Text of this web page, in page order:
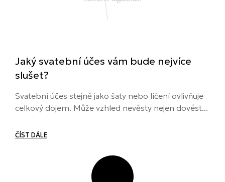
Jaký svatební účes vám bude nejvíce
slušet?
Svatební účes stejně jako šaty nebo líčení ovlivňuje
celkový dojem. Může vzhled nevěsty nejen dovést...
ČÍST DÁLE